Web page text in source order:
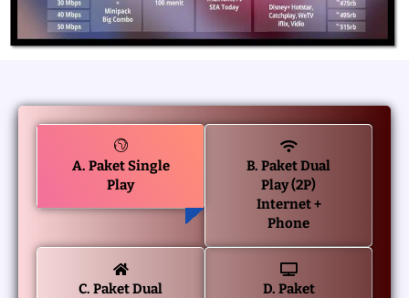
A. Paket Single
Play
B. Paket Dual
Play (2P)
Internet +
Phone
C. Paket Dual
D. Paket